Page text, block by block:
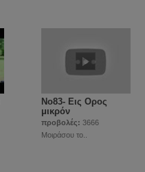
Νο83- Εις Ορος
μικρόν
προβολές: 3666
Μοιράσου το..